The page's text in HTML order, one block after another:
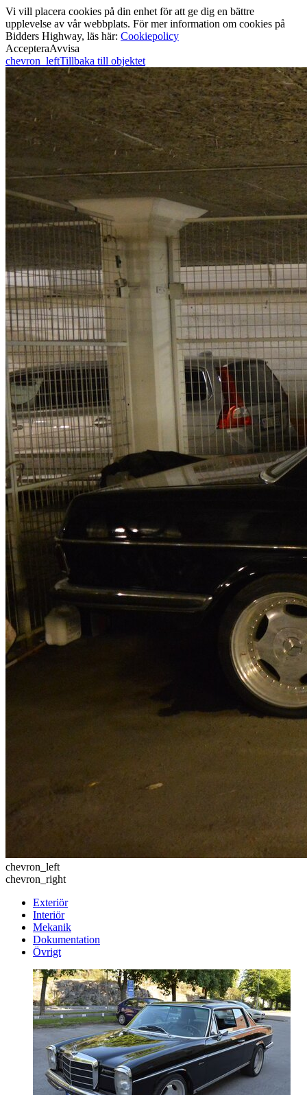
Vi vill placera cookies på din enhet för att ge dig en bättre
upplevelse av vår webbplats. För mer information om cookies på
Bidders Highway, läs här: Cookiepolicy
AccepteraAvvisa
chevron_leftTillbaka till objektet
chevron_left
chevron_right
Exteriör
Interiör
Mekanik
Dokumentation
Övrigt